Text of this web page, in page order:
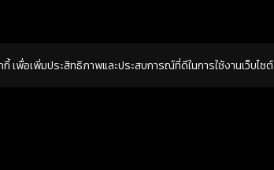
กี้ เพื่อเพิ่มประสิทธิภาพและประสบการณ์ที่ดีในการใช้งานเว็บไซต์